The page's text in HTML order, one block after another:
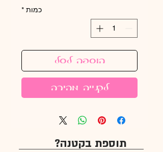
כמות *
הוספה לסל
לקנייה מהירה
תוספת בקטנה?